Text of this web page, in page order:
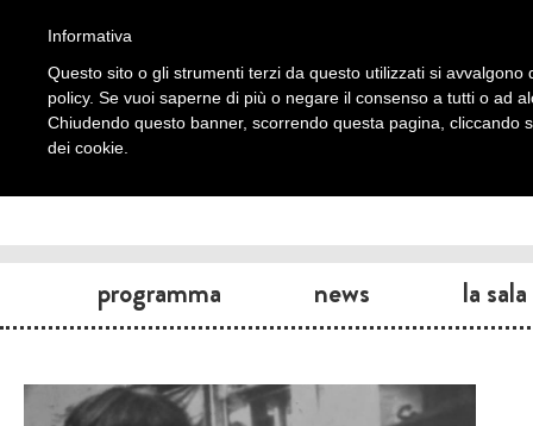
programma news la sala
Informativa
Questo sito o gli strumenti terzi da questo utilizzati si
policy. Se vuoi saperne di più o negare il consenso a tutti o ad
Chiudendo questo banner, scorrendo questa pagina, cliccando
dei cookie.